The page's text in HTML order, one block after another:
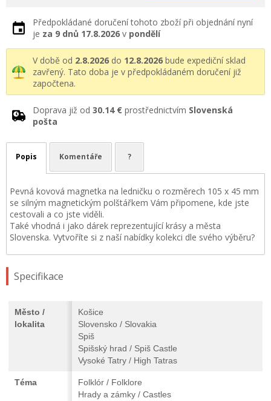
Předpokládané doručení tohoto zboží při objednání nyní
je za 9 dnů 17.8.2026 v pondělí
V době od 2.8.2026 do 12.8.2026 bude expediční sklad
zavřený. Tato doba je v předpokládaném doručení již
započtena.
Doprava již od 30.14 € prostřednictvím Slovenská
pošta
Popis Komentáře ?
Pevná kovová magnetka na ledničku o rozměrech 105 x 45 mm
se silným magnetickým polštářkem Vám připomene, kde jste
cestovali a co jste viděli.
Také vhodná i jako dárek reprezentující krásy a města
Slovenska. Vytvoříte si z naší nabídky kolekci dle svého výběru?
Specifikace
Město /
lokalita
Košice
Slovensko / Slovakia
Spiš
Spišský hrad / Spiš Castle
Vysoké Tatry / High Tatras
Téma
Folklór / Folklore
Hrady a zámky / Castles